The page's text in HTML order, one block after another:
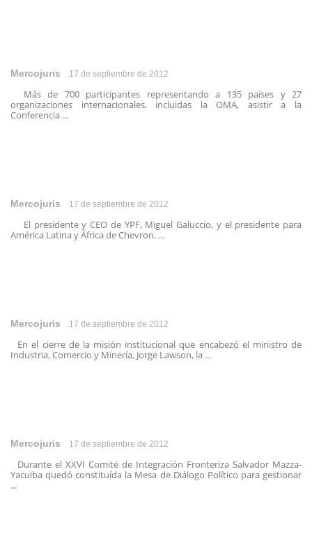
Mercojuris 17 de septiembre de 2012
Más de 700 participantes representando a 135 países y 27
organizaciones internacionales, incluidas la OMA, asistir a la
Conferencia ...
Mercojuris 17 de septiembre de 2012
El presidente y CEO de YPF, Miguel Galuccio, y el presidente para
América Latina y África de Chevron, ...
Mercojuris 17 de septiembre de 2012
En el cierre de la misión institucional que encabezó el ministro de
Industria, Comercio y Minería, Jorge Lawson, la ...
Mercojuris 17 de septiembre de 2012
Durante el XXVI Comité de Integración Fronteriza Salvador Mazza-
Yacuiba quedó constituída la Mesa de Diálogo Político para gestionar
...